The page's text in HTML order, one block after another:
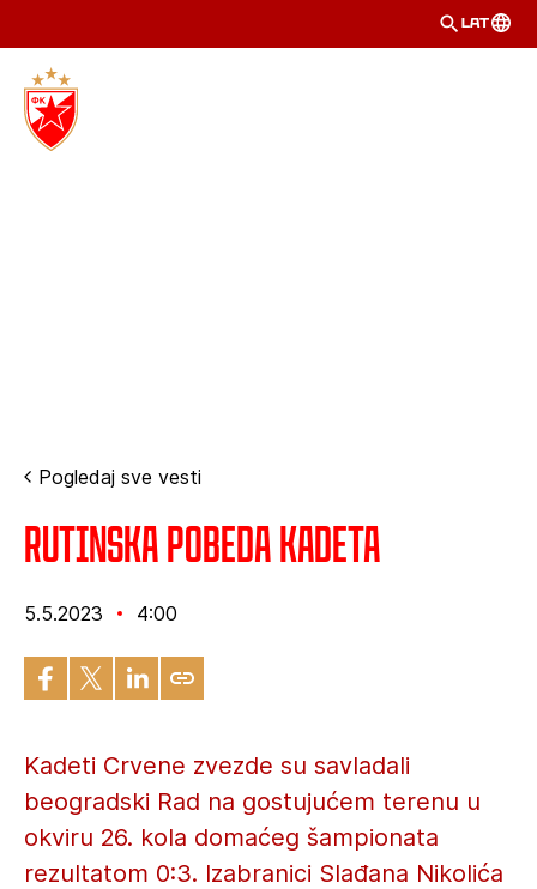
LAT
Pogledaj sve vesti
Rutinska pobeda kadeta
5.5.2023 4:00
Kadeti Crvene zvezde su savladali
beogradski Rad na gostujućem terenu u
okviru 26. kola domaćeg šampionata
rezultatom 0:3. Izabranici Slađana Nikolića